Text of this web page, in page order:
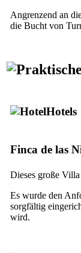
Angrenzend an
die Bucht von
Hotels
Finca de las
Dieses große
Es wurde den
sorgfältig
wird.